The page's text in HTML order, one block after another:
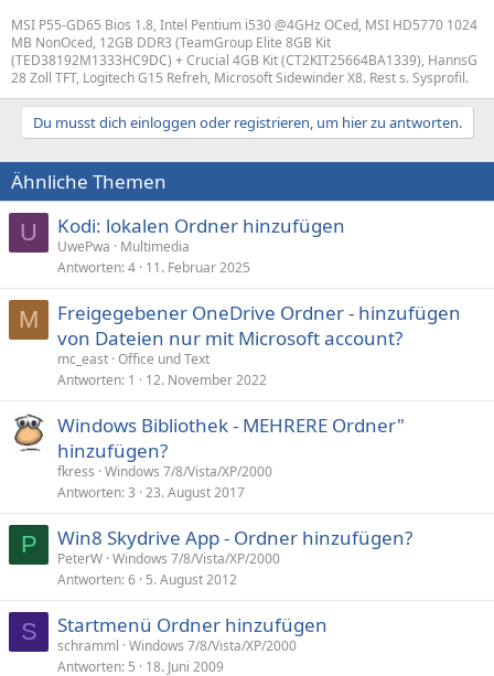
MSI P55-GD65 Bios 1.8, Intel Pentium i530 @4GHz OCed, MSI HD5770 1024
MB NonOced, 12GB DDR3 (TeamGroup Elite 8GB Kit
(TED38192M1333HC9DC) + Crucial 4GB Kit (CT2KIT25664BA1339), HannsG
28 Zoll TFT, Logitech G15 Refreh, Microsoft Sidewinder X8. Rest s. Sysprofil.
Du musst dich einloggen oder registrieren, um hier zu antworten.
Ähnliche Themen
U Kodi: lokalen Ordner hinzufügen
UwePwa
Multimedia
Antworten 4 11. Februar 2025
M
Freigegebener OneDrive Ordner - hinzufügen
von Dateien nur mit Microsoft account?
mc_east Office und Text
Antworten 1 12. November 2022
Windows Bibliothek - MEHRERE Ordner"
hinzufügen?
fkress Windows 7/8/Vista/XP/2000
Antworten 3 23. August 2017
P Win8 Skydrive App - Ordner hinzufügen?
PeterW Windows 7/8/Vista/XP/2000
Antworten 6 5. August 2012
S Startmenü Ordner hinzufügen
schramml Windows 7/8/Vista/XP/2000
Antworten 5 18. Juni 2009